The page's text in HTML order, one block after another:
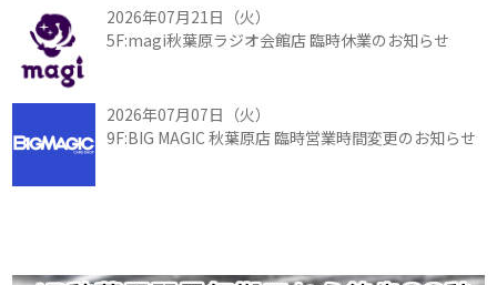
2026年07月21日（火）
5F:magi秋葉原ラジオ会館店 臨時休業のお知らせ
2026年07月07日（火）
9F:BIG MAGIC 秋葉原店 臨時営業時間変更のお知らせ